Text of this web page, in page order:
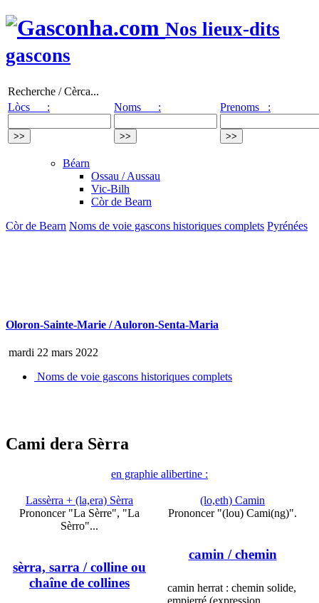
Nos lieux-dits
gascons
Recherche / Cèrca...
Lòcs :
Noms : Prenoms :
Béarn
Ossau / Aussau
Vic-Bilh
Còr de Bearn
Còr de Bearn Noms de voie gascons historiques complets Pyrénées
Oloron-Sainte-Marie / Auloron-Senta-Maria
mardi 22 mars 2022
Noms de voie gascons historiques complets
Cami dera Sèrra
en graphie alibertine :
Lassèrra + (la,era) Sèrra
Prononcer "La Sèrre", "La
Sèrro"...
sèrra, sarra / colline ou
chaîne de collines
(lo,eth) Camin
Prononcer "(lou) Cami(ng)".
camin / chemin
camin herrat : chemin solide,
empierré (expression